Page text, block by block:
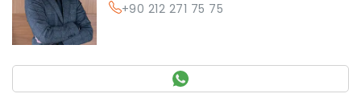
+90 212 271 75 75